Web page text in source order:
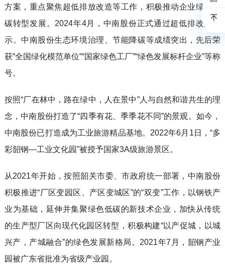
方案，重点聚焦超低排放改造等工作，积极推动企业绿色低
碳转型发展。2024年4月，中南股份正式通过超低排改造公
示。中南股份生态环境治理、节能降碳等成绩突出，先后荣
获“全国绿化模范单位”“国家绿色工厂”“绿色发展标杆企业”等称
号。
按照“厂在林中，路在绿中，人在景中”人与自然和谐共生的理
念，中南股份打造了“四季有花、季季花不同”的景观。如今，
中南股份已打造成为工业旅游精品基地。2022年6月1日，“多
彩韶钢—工业文化园”被授予国家3A级旅游景区。
从2021年开始，按照韶关市委、市政府统一部署，中南股份
积极推进“厂区变园区、产区变城区”的“双变”工作，以钢铁产
业为基础，延伸并集聚绿色低碳的新技术企业，加快从传统
的生产型厂区向现代化园区转型，积极构建“以产促城，以城
兴产，产城融合”的绿色发展新格局。2021年7月，韶钢产业
园被广东省批准为省级产业园。